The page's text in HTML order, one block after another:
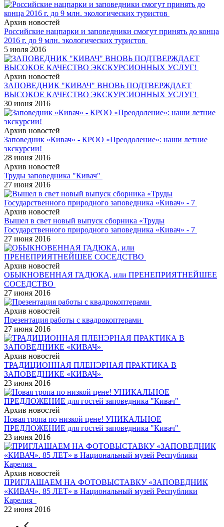
Архив новостей
Российские нацпарки и заповедники смогут принять до конца
2016 г. до 9 млн. экологических туристов
5 июля 2016
Архив новостей
ЗАПОВЕДНИК "КИВАЧ" ВНОВЬ ПОДТВЕРЖДАЕТ
ВЫСОКОЕ КАЧЕСТВО ЭКСКУРСИОННЫХ УСЛУГ!
30 июня 2016
Архив новостей
Заповедник «Кивач» - КРОО «Преодоление»: наши летние
экскурсии!
28 июня 2016
Архив новостей
Труды заповедника "Кивач"
27 июня 2016
Архив новостей
Вышел в свет новый выпуск сборника «Труды
Государственного природного заповедника «Кивач» - 7
27 июня 2016
Архив новостей
ОБЫКНОВЕННАЯ ГАДЮКА, или ПРЕНЕПРИЯТНЕЙШЕЕ
СОСЕДСТВО
27 июня 2016
Архив новостей
Презентация работы с квадрокоптерами
27 июня 2016
Архив новостей
ТРАДИЦИОННАЯ ПЛЕНЭРНАЯ ПРАКТИКА В
ЗАПОВЕДНИКЕ «КИВАЧ»
23 июня 2016
Архив новостей
Новая тропа по низкой цене! УНИКАЛЬНОЕ
ПРЕДЛОЖЕНИЕ для гостей заповедника "Кивач"
23 июня 2016
Архив новостей
ПРИГЛАШАЕМ НА ФОТОВЫСТАВКУ «ЗАПОВЕДНИК
«КИВАЧ». 85 ЛЕТ» в Национальный музей Республики
Карелия
22 июня 2016